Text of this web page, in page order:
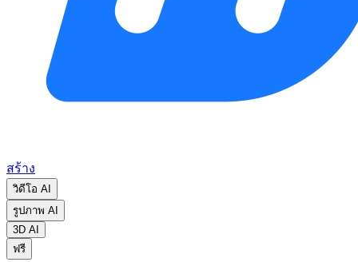
สร้าง
วิดีโอ AI
รูปภาพ AI
3D AI
ฟรี